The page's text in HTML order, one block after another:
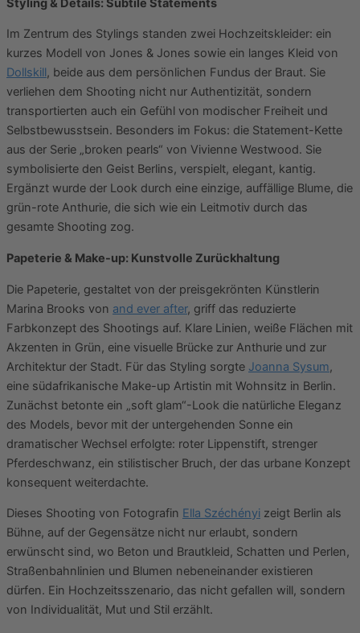
Styling & Details: Subtile Statements
Im Zentrum des Stylings standen zwei Hochzeitskleider: ein
kurzes Modell von Jones & Jones sowie ein langes Kleid von
Dollskill, beide aus dem persönlichen Fundus der Braut. Sie
verliehen dem Shooting nicht nur Authentizität, sondern
transportierten auch ein Gefühl von modischer Freiheit und
Selbstbewusstsein. Besonders im Fokus: die Statement-Kette
aus der Serie „broken pearls“ von Vivienne Westwood. Sie
symbolisierte den Geist Berlins, verspielt, elegant, kantig.
Ergänzt wurde der Look durch eine einzige, auffällige Blume, die
grün-rote Anthurie, die sich wie ein Leitmotiv durch das
gesamte Shooting zog.
Papeterie & Make-up: Kunstvolle Zurückhaltung
Die Papeterie, gestaltet von der preisgekrönten Künstlerin
Marina Brooks von and ever after, griff das reduzierte
Farbkonzept des Shootings auf. Klare Linien, weiße Flächen mit
Akzenten in Grün, eine visuelle Brücke zur Anthurie und zur
Architektur der Stadt. Für das Styling sorgte Joanna Sysum,
eine südafrikanische Make-up Artistin mit Wohnsitz in Berlin.
Zunächst betonte ein „soft glam“-Look die natürliche Eleganz
des Models, bevor mit der untergehenden Sonne ein
dramatischer Wechsel erfolgte: roter Lippenstift, strenger
Pferdeschwanz, ein stilistischer Bruch, der das urbane Konzept
konsequent weiterdachte.
Dieses Shooting von Fotografin Ella Széchényi zeigt Berlin als
Bühne, auf der Gegensätze nicht nur erlaubt, sondern
erwünscht sind, wo Beton und Brautkleid, Schatten und Perlen,
Straßenbahnlinien und Blumen nebeneinander existieren
dürfen. Ein Hochzeitsszenario, das nicht gefallen will, sondern
von Individualität, Mut und Stil erzählt.